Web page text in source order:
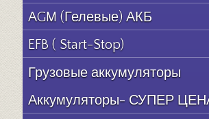
AGM (Гелевые) АКБ
EFB ( Start-Stop)
Грузовые аккумуляторы
Аккумуляторы- СУПЕР